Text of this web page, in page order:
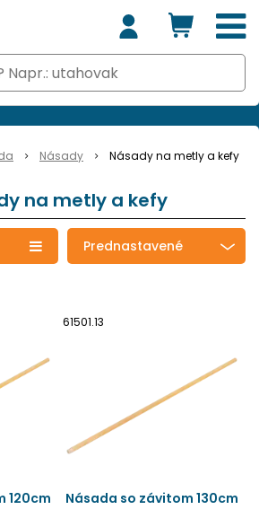
Násady Násady na metly a kefy
na metly a kefy
Prednastavené
120cm
61501.13
Násada so závitom 130cm